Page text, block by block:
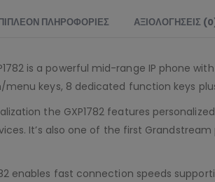
ΠΛΗΡΟΦΟΡΊΕΣ ΑΞΙΟΛΟΓΉΣΕΙΣ
is a powerful mid-range IP phone
menu keys, 8 dedicated function keys
the GXP1782 features
It’s also one of the first
enables fast connection speeds